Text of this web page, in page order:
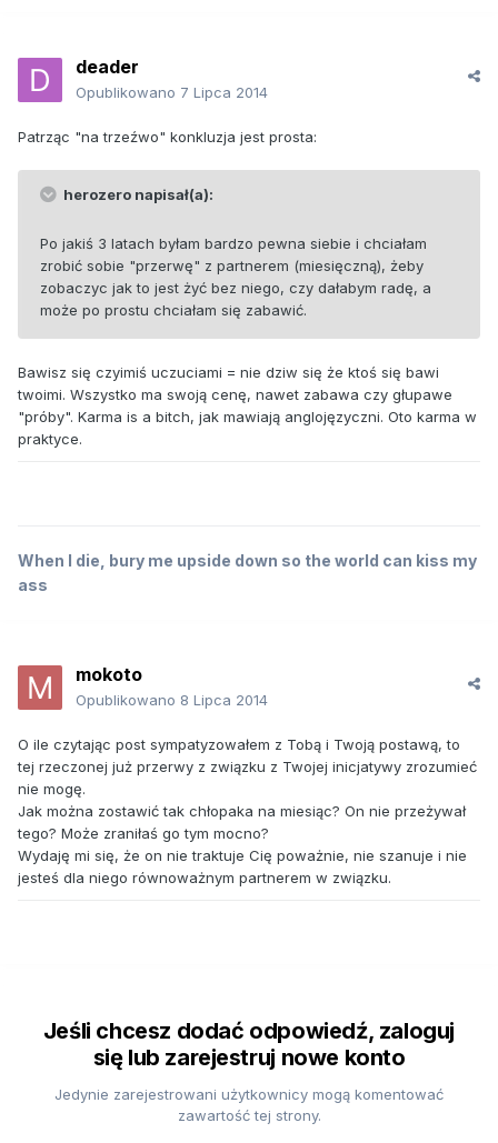
deader
Opublikowano 7 Lipca 2014
Patrząc "na trzeźwo" konkluzja jest prosta:
herozero napisał(a):
Po jakiś 3 latach byłam bardzo pewna siebie i chciałam
zrobić sobie "przerwę" z partnerem (miesięczną), żeby
zobaczyc jak to jest żyć bez niego, czy dałabym radę, a
może po prostu chciałam się zabawić.
Bawisz się czyimiś uczuciami = nie dziw się że ktoś się bawi
twoimi. Wszystko ma swoją cenę, nawet zabawa czy głupawe
"próby". Karma is a bitch, jak mawiają anglojęzyczni. Oto karma w
praktyce.
When I die, bury me upside down so the world can kiss my
ass
mokoto
Opublikowano 8 Lipca 2014
O ile czytając post sympatyzowałem z Tobą i Twoją postawą, to
tej rzeczonej już przerwy z związku z Twojej inicjatywy zrozumieć
nie mogę.
Jak można zostawić tak chłopaka na miesiąc? On nie przeżywał
tego? Może zraniłaś go tym mocno?
Wydaję mi się, że on nie traktuje Cię poważnie, nie szanuje i nie
jesteś dla niego równoważnym partnerem w związku.
Jeśli chcesz dodać odpowiedź, zaloguj
się lub zarejestruj nowe konto
Jedynie zarejestrowani użytkownicy mogą komentować
zawartość tej strony.